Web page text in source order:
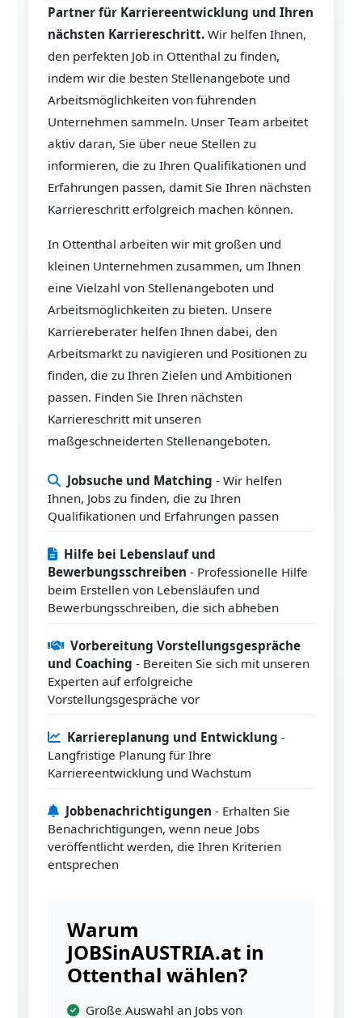
Partner für Karriereentwicklung und Ihren
nächsten Karriereschritt. Wir helfen Ihnen,
den perfekten Job in Ottenthal zu finden,
indem wir die besten Stellenangebote und
Arbeitsmöglichkeiten von führenden
Unternehmen sammeln. Unser Team arbeitet
aktiv daran, Sie über neue Stellen zu
informieren, die zu Ihren Qualifikationen und
Erfahrungen passen, damit Sie Ihren nächsten
Karriereschritt erfolgreich machen können.
In Ottenthal arbeiten wir mit großen und
kleinen Unternehmen zusammen, um Ihnen
eine Vielzahl von Stellenangeboten und
Arbeitsmöglichkeiten zu bieten. Unsere
Karriereberater helfen Ihnen dabei, den
Arbeitsmarkt zu navigieren und Positionen zu
finden, die zu Ihren Zielen und Ambitionen
passen. Finden Sie Ihren nächsten
Karriereschritt mit unseren
maßgeschneiderten Stellenangeboten.
Jobsuche und Matching - Wir helfen
Ihnen, Jobs zu finden, die zu Ihren
Qualifikationen und Erfahrungen passen
Hilfe bei Lebenslauf und
Bewerbungsschreiben - Professionelle Hilfe
beim Erstellen von Lebensläufen und
Bewerbungsschreiben, die sich abheben
Vorbereitung Vorstellungsgespräche
und Coaching - Bereiten Sie sich mit unseren
Experten auf erfolgreiche
Vorstellungsgespräche vor
Karriereplanung und Entwicklung -
Langfristige Planung für Ihre
Karriereentwicklung und Wachstum
Jobbenachrichtigungen - Erhalten Sie
Benachrichtigungen, wenn neue Jobs
veröffentlicht werden, die Ihren Kriterien
entsprechen
Warum
JOBSinAUSTRIA.at in
Ottenthal wählen?
Große Auswahl an Jobs von